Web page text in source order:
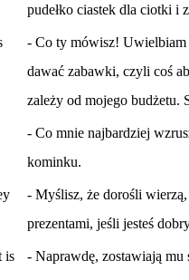
pudełko ciastek dla ciotki i
- Co ty mówisz! Uwielbiam
dawać zabawki, czyli coś
zależy od mojego budżetu.
- Co mnie najbardziej
kominku.
- Myślisz, że dorośli
prezentami, jeśli jesteś
is
- Naprawdę, zostawiają mu